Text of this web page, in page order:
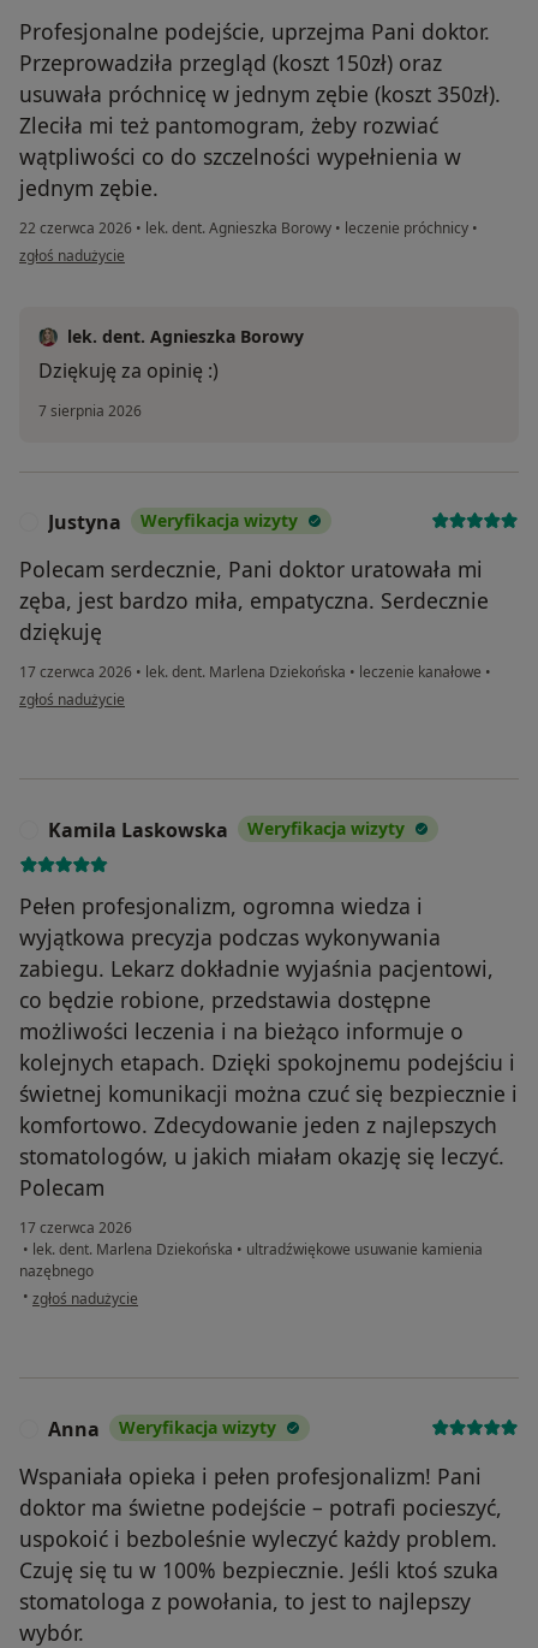
Profesjonalne podejście, uprzejma Pani doktor.
Przeprowadziła przegląd (koszt 150zł) oraz
usuwała próchnicę w jednym zębie (koszt 350zł).
Zleciła mi też pantomogram, żeby rozwiać
wątpliwości co do szczelności wypełnienia w
jednym zębie.
22 czerwca 2026 • lek. dent. Agnieszka Borowy • leczenie próchnicy •
w opinii użytkownika Ewa
zgłoś nadużycie
lek. dent. Agnieszka Borowy
Dziękuję za opinię :)
7 sierpnia 2026
Justyna Weryfikacja wizyty
Polecam serdecznie, Pani doktor uratowała mi
zęba, jest bardzo miła, empatyczna. Serdecznie
dziękuję
17 czerwca 2026 • lek. dent. Marlena Dziekońska • leczenie kanałowe •
w opinii użytkownika Justyna
zgłoś nadużycie
Kamila Laskowska Weryfikacja wizyty
Pełen profesjonalizm, ogromna wiedza i
wyjątkowa precyzja podczas wykonywania
zabiegu. Lekarz dokładnie wyjaśnia pacjentowi,
co będzie robione, przedstawia dostępne
możliwości leczenia i na bieżąco informuje o
kolejnych etapach. Dzięki spokojnemu podejściu i
świetnej komunikacji można czuć się bezpiecznie i
komfortowo. Zdecydowanie jeden z najlepszych
stomatologów, u jakich miałam okazję się leczyć.
Polecam
17 czerwca 2026
• lek. dent. Marlena Dziekońska • ultradźwiękowe usuwanie kamienia
nazębnego
• w opinii użytkownika Kamila Laskowska
zgłoś nadużycie
Anna Weryfikacja wizyty
Wspaniała opieka i pełen profesjonalizm! Pani
doktor ma świetne podejście – potrafi pocieszyć,
uspokoić i bezboleśnie wyleczyć każdy problem.
Czuję się tu w 100% bezpiecznie. Jeśli ktoś szuka
stomatologa z powołania, to jest to najlepszy
wybór.